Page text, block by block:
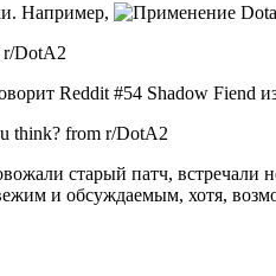
Например,
r/DotA2
Shadow Fiend
think? from r/DotA2
старый патч,
и обсуждаемым, хотя,